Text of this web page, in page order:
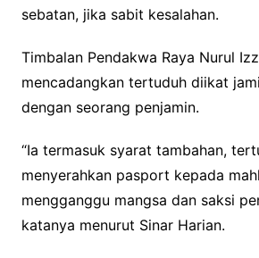
sebatan, jika sabit kesalahan.
Timbalan Pendakwa Raya Nurul
mencadangkan tertuduh diikat
dengan seorang penjamin.
“Ia termasuk syarat tambahan,
menyerahkan pasport kepada
mengganggu mangsa dan saksi
katanya menurut Sinar Harian.